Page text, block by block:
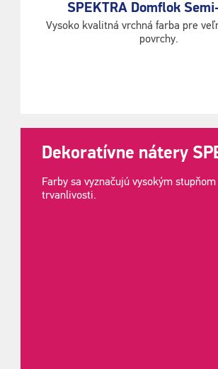
SPEKTRA Domflok
Vysoko kvalitná vrchná farba pre
povrchy.
Dekoratívne nátery
Farby sa vyznačujú vysokým
trvanlivosti.